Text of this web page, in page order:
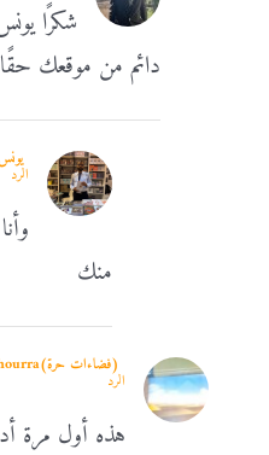
شكرًا
دائم من موقعك حقًا
الرد
منك
(فضاءات حرة)fadaathourra
الرد
هذه أول مرة